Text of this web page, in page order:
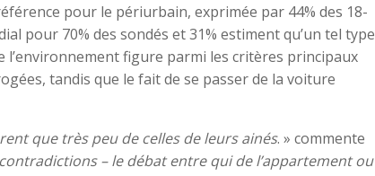
pour le périurbain, exprimée par 44% des 18-
pour 70% des sondés et 31% estiment qu’un tel type
l’environnement figure parmi les critères principaux
tandis que le fait de se passer de la voiture
que très peu de celles de leurs ainés. » commente
– le débat entre qui de l’appartement ou